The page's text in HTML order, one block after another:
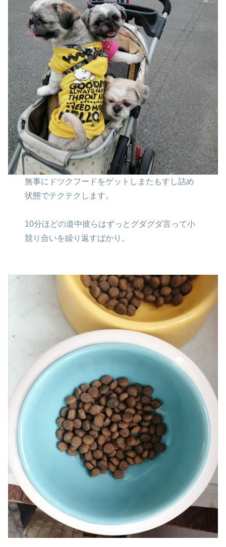
無事にドツクフードをゲットし またもすし詰め
状態でテクテクします。
10分ほどの道中彼らはずっとグダグダ言って小
競り合いを繰り返すばかり。